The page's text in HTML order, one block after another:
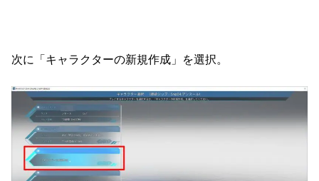
次に「キャラクターの新規作成」を選択。